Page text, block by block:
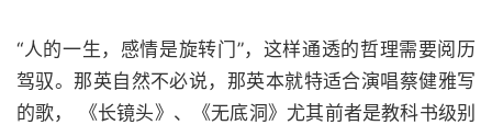
“人的一生，感情是旋转门”，这样通透的哲理需要阅历
驾驭。那英自然不必说，那英本就特适合演唱蔡健雅写
的歌， 《长镜头》、《无底洞》尤其前者是教科书级别